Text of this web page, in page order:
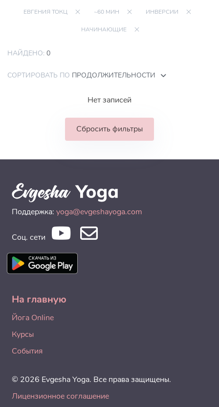
ЕВГЕНИЯ ТОКЦ ~60 МИН ИНВЕРСИИ
НАЧИНАЮЩИЕ
НАЙДЕНО: 0
СОРТИРОВАТЬ ПО ПРОДОЛЖИТЕЛЬНОСТИ
Нет записей
Сбросить фильтры
Поддержка: yoga@evgeshayoga.com
Соц. сети
На главную
Йога Online
Курсы
События
© 2026 Evgesha Yoga. Все права защищены.
Лицензионное соглашение